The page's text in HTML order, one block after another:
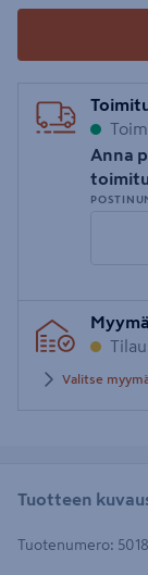
Anna
Valitse
Tuotteen
Tuotenumero: